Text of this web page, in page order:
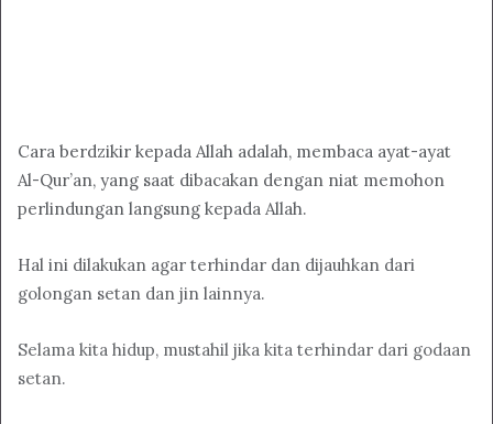
Cara berdzikir kepada Allah adalah, membaca ayat-ayat
Al-Qur’an, yang saat dibacakan dengan niat memohon
perlindungan langsung kepada Allah.
Hal ini dilakukan agar terhindar dan dijauhkan dari
golongan setan dan jin lainnya.
Selama kita hidup, mustahil jika kita terhindar dari godaan
setan.